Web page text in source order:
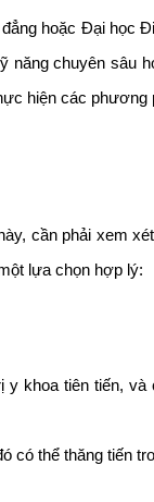
hoặc Đại học
chuyên sâu
hiện các phương
cần phải xem
lựa chọn hợp lý:
khoa tiên tiến,
thể thăng tiến